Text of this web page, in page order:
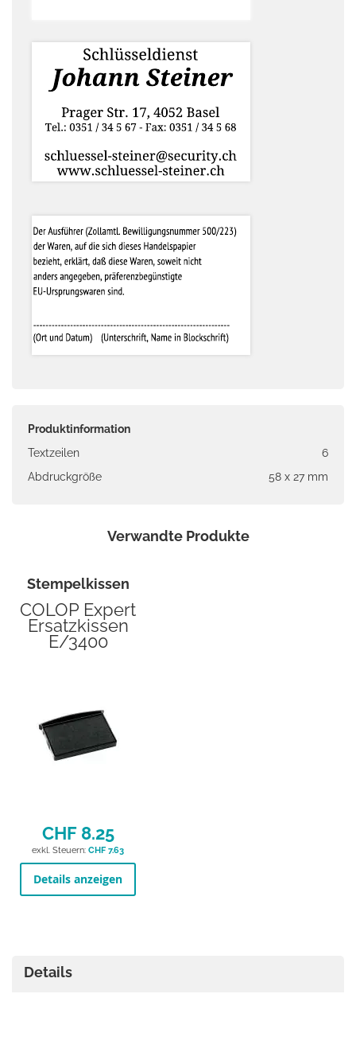
Produktinformation
Textzeilen
6
Abdruckgröße
58 x 27 mm
Verwandte Produkte
Stempelkissen
COLOP Expert
Ersatzkissen
E/3400
CHF 8.25
CHF 7.63
Details anzeigen
Details